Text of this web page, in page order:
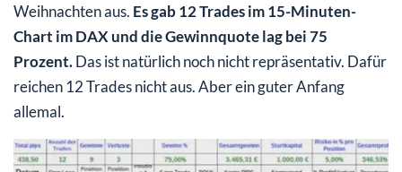
Weihnachten aus. Es gab 12 Trades im 15-Minuten-
Chart im DAX und die Gewinnquote lag bei 75
Prozent.Das ist natürlich noch nicht repräsentativ. Dafür
reichen 12 Trades nicht aus. Aber ein guter Anfang
allemal.